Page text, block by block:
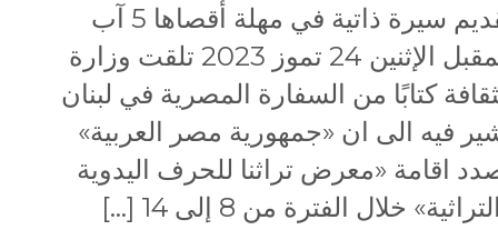
تقديم سيرة ذاتية في مهلة أقصاها 5 آب
المقبل الإثنين 24 تموز 2023 تلقت وزارة
كتابًا من السفارة المصرية في لبنان
فيه الى ان «جمهورية مصر العربية»
اقامة «معرض تراثنا للحرف اليدوية
خلال الفترة من 8 إلى 14 […]